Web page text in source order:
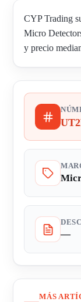
CYP Trading
Micro
y precio
—
MÁS